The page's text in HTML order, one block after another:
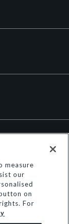
measure
our
on
For